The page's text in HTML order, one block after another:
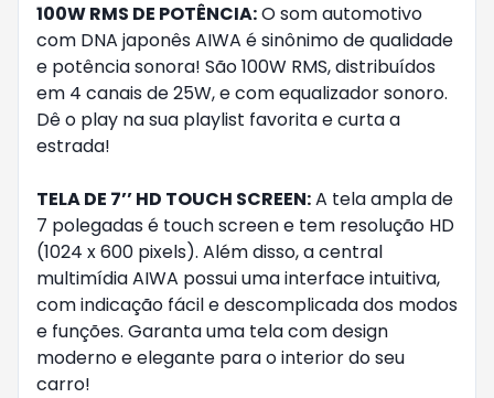
100W RMS DE POTÊNCIA:O som automotivo
com DNA japonês AIWA é sinônimo de qualidade
e potência sonora! São 100W RMS, distribuídos
em 4 canais de 25W, e com equalizador sonoro.
Dê o play na sua playlist favorita e curta a
estrada!
TELA DE 7’’ HD TOUCH SCREEN:A tela ampla de
7 polegadas é touch screen e tem resolução HD
(1024 x 600 pixels). Além disso, a central
multimídia AIWA possui uma interface intuitiva,
com indicação fácil e descomplicada dos modos
e funções. Garanta uma tela com design
moderno e elegante para o interior do seu
carro!